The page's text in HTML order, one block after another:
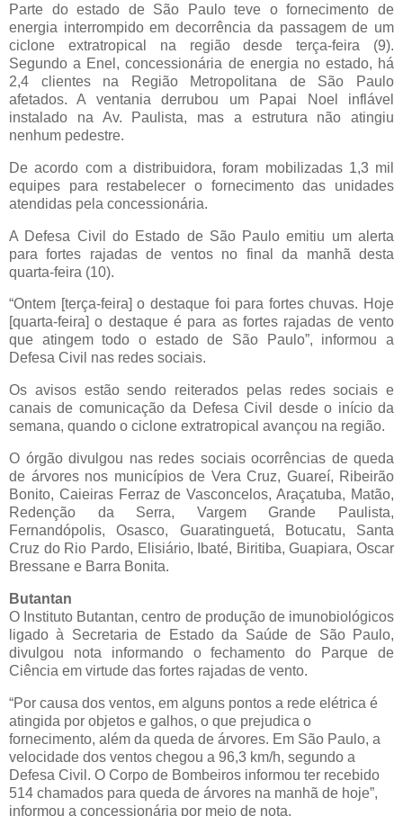
Parte do estado de São Paulo teve o fornecimento de
energia interrompido em decorrência da passagem de um
ciclone extratropical na região desde terça-feira (9).
Segundo a Enel, concessionária de energia no estado, há
2,4 clientes na Região Metropolitana de São Paulo
afetados. A ventania derrubou um Papai Noel inflável
instalado na Av. Paulista, mas a estrutura não atingiu
nenhum pedestre.
De acordo com a distribuidora, foram mobilizadas 1,3 mil
equipes para restabelecer o fornecimento das unidades
atendidas pela concessionária.
A Defesa Civil do Estado de São Paulo emitiu um alerta
para fortes rajadas de ventos no final da manhã desta
quarta-feira (10).
“Ontem [terça-feira] o destaque foi para fortes chuvas. Hoje
[quarta-feira] o destaque é para as fortes rajadas de vento
que atingem todo o estado de São Paulo”, informou a
Defesa Civil nas redes sociais.
Os avisos estão sendo reiterados pelas redes sociais e
canais de comunicação da Defesa Civil desde o início da
semana, quando o ciclone extratropical avançou na região.
O órgão divulgou nas redes sociais ocorrências de queda
de árvores nos municípios de Vera Cruz, Guareí, Ribeirão
Bonito, Caieiras Ferraz de Vasconcelos, Araçatuba, Matão,
Redenção da Serra, Vargem Grande Paulista,
Fernandópolis, Osasco, Guaratinguetá, Botucatu, Santa
Cruz do Rio Pardo, Elisiário, Ibaté, Biritiba, Guapiara, Oscar
Bressane e Barra Bonita.
Butantan
O Instituto Butantan, centro de produção de imunobiológicos
ligado à Secretaria de Estado da Saúde de São Paulo,
divulgou nota informando o fechamento do Parque de
Ciência em virtude das fortes rajadas de vento.
“Por causa dos ventos, em alguns pontos a rede elétrica é
atingida por objetos e galhos, o que prejudica o
fornecimento, além da queda de árvores. Em São Paulo, a
velocidade dos ventos chegou a 96,3 km/h, segundo a
Defesa Civil. O Corpo de Bombeiros informou ter recebido
514 chamados para queda de árvores na manhã de hoje”,
informou a concessionária por meio de nota.